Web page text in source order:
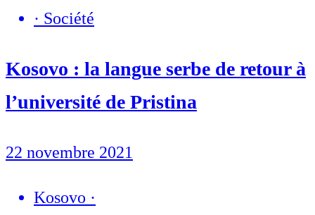
· Société
Kosovo : la langue serbe de retour à
l’université de Pristina
22 novembre 2021
Kosovo ·